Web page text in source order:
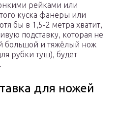
рейками или
куска фанеры или
бы в 1,5-2 метра хватит,
подставку, которая не
большой и тяжёлый нож
рубки туш), будет
для ножей